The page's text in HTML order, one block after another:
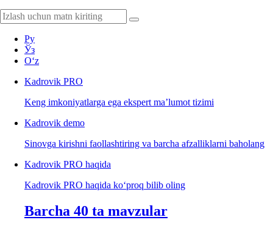
Ру
Ўз
Oʻz
Kadrovik PRO
Keng imkoniyatlarga ega ekspert ma’lumot tizimi
Kadrovik demo
Sinovga kirishni faollashtiring va barcha afzalliklarni baholang
Kadrovik PRO haqida
Kadrovik PRO haqida koʻproq bilib oling
Barcha 40 ta mavzular